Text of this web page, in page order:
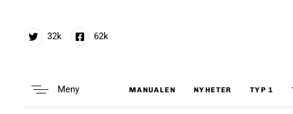
32k 62k
Meny MANUALEN NYHETER TYP 1